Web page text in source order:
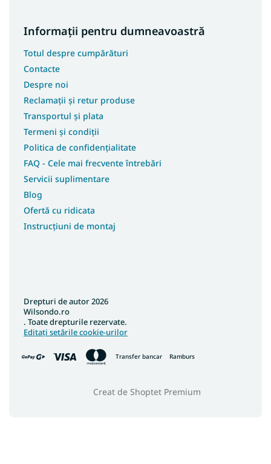
Informații pentru dumneavoastră
Totul despre cumpărături
Contacte
Despre noi
Reclamații și retur produse
Transportul și plata
Termeni și condiții
Politica de confidențialitate
FAQ - Cele mai frecvente întrebări
Servicii suplimentare
Blog
Ofertă cu ridicata
Instrucțiuni de montaj
Transfer bancar Ramburs
Creat de Shoptet Premium
Drepturi de autor 2026
Wilsondo.ro
. Toate drepturile rezervate.
Editați setările cookie-urilor